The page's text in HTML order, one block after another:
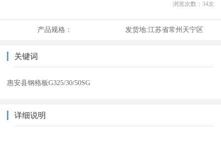
浏览次数： 34次
产品规格： 发货地:江苏省常州天宁区
关键词
惠安县钢格板G325/30/50SG
详细说明